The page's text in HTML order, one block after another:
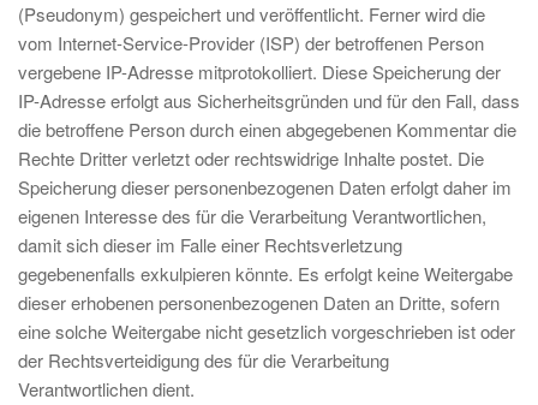
(Pseudonym) gespeichert und veröffentlicht. Ferner wird die
vom Internet-Service-Provider (ISP) der betroffenen Person
vergebene IP-Adresse mitprotokolliert. Diese Speicherung der
IP-Adresse erfolgt aus Sicherheitsgründen und für den Fall, dass
die betroffene Person durch einen abgegebenen Kommentar die
Rechte Dritter verletzt oder rechtswidrige Inhalte postet. Die
Speicherung dieser personenbezogenen Daten erfolgt daher im
eigenen Interesse des für die Verarbeitung Verantwortlichen,
damit sich dieser im Falle einer Rechtsverletzung
gegebenenfalls exkulpieren könnte. Es erfolgt keine Weitergabe
dieser erhobenen personenbezogenen Daten an Dritte, sofern
eine solche Weitergabe nicht gesetzlich vorgeschrieben ist oder
der Rechtsverteidigung des für die Verarbeitung
Verantwortlichen dient.